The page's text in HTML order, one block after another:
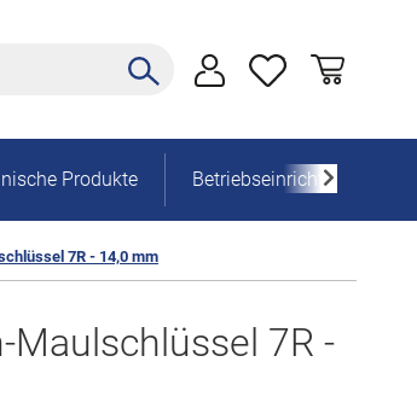
Produkte Betriebseinrichtung
7R - 14,0 mm
Maulschlüssel 7R -